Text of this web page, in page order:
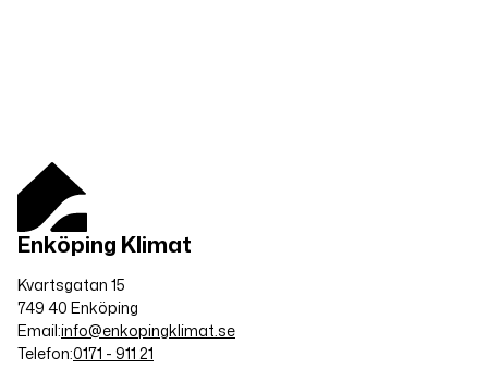
Enköping Klimat
Kvartsgatan 15
749 40 Enköping
Email:info@enkopingklimat.se
Telefon:0171 - 911 21